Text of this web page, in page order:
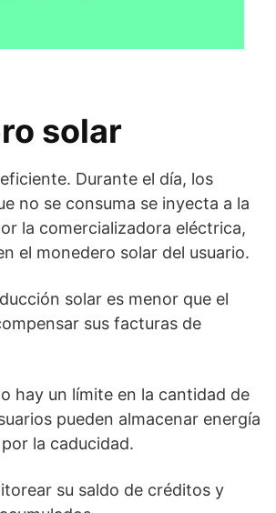
solar
Durante el día, los
no se consuma se inyecta a la
la comercializadora eléctrica,
el monedero solar del usuario.
solar es menor que el
sus facturas de
hay un límite en la cantidad de
pueden almacenar energía
la caducidad.
su saldo de créditos y